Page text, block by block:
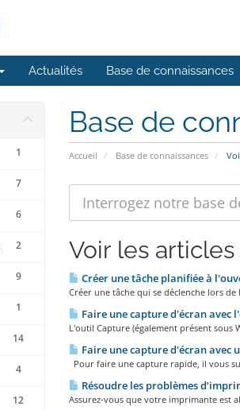
Actualités Base de connaissances
Base de
Accueil Base de connaissances
1
7
6
2
9
1
14
4
12
Voir les
Créer une tâche planifiée à
Créer une tâche qui se déclenche lors
Faire une capture d'écran avec
L'outil Capture (également présent sous
Faire une capture d'écran avec
Pour faire une capture rapide, il vous
Résoudre les problèmes
Assurez-vous que votre imprimante est